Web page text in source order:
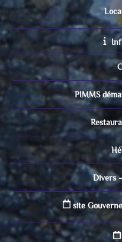
PIMMS
Divers
site